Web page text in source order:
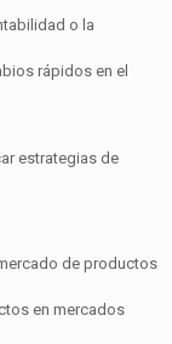
o la
rápidos en el
estrategias de
de productos
en mercados